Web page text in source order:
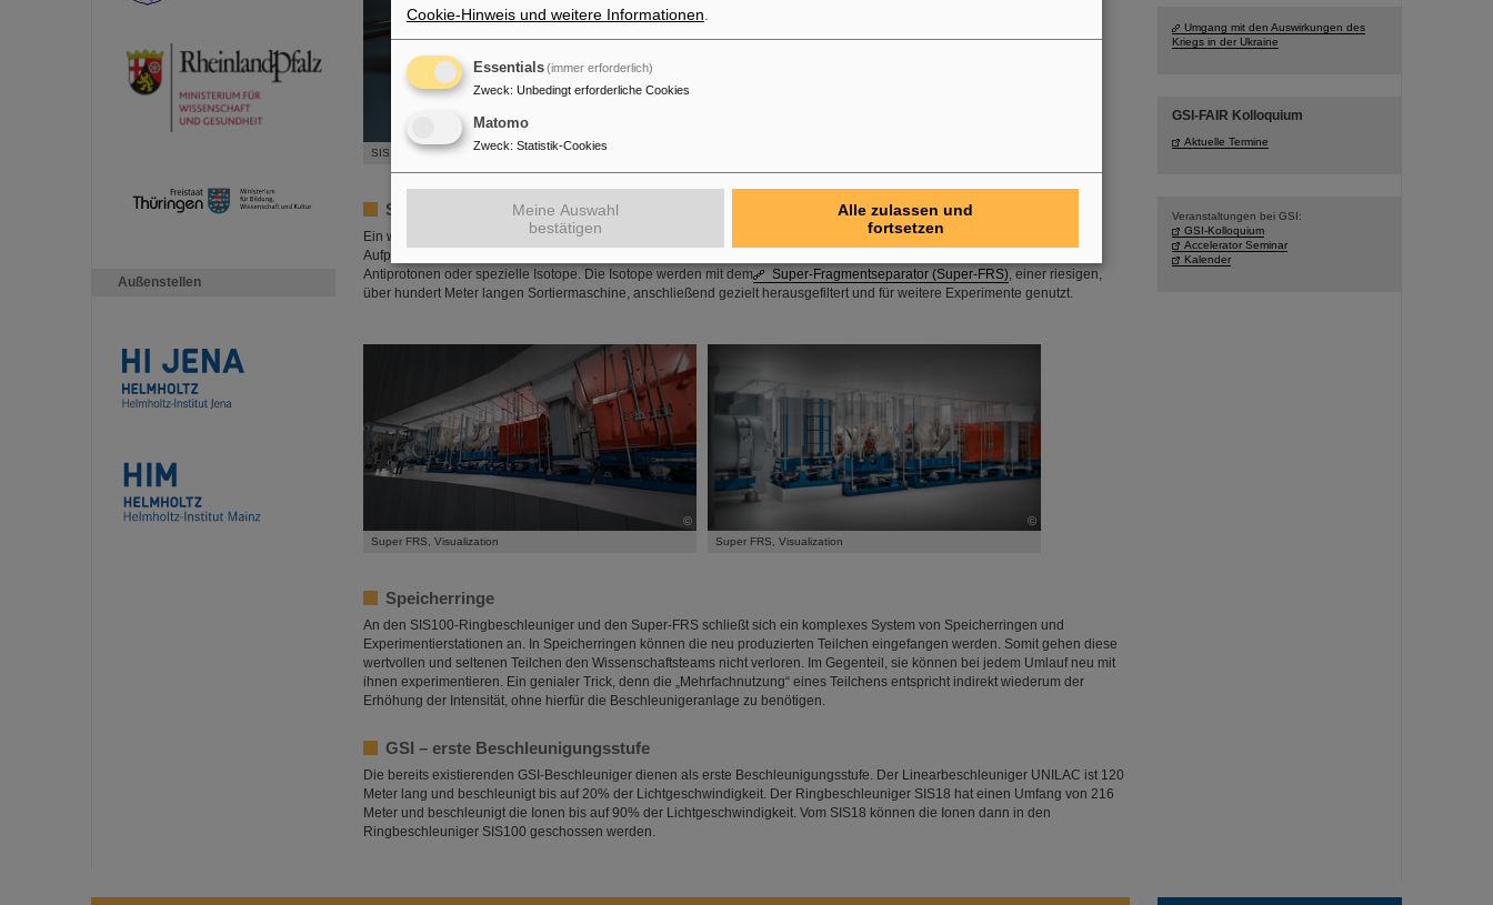
Außenstellen
SIS100 particle accelerator, Visualization
Sekundäre Teilchen
Ein wesentlicher Aspekt der FAIR-Anlage besteht darin, dass gezielt exotische Teilchen produziert werden können. Beim
Aufprall der beschleunigten Ionen auf eine Materialprobe entstehen an zwei sogenannten Produktionstargets zum Beispiel
Antiprotonen oder spezielle Isotope. Die Isotope werden mit dem
Super-Fragmentseparator (Super-FRS), einer riesigen,
über hundert Meter langen Sortiermaschine, anschließend gezielt herausgefiltert und für weitere Experimente genutzt.
©
Super FRS, Visualization
©
Super FRS, Visualization
Speicherringe
An den SIS100-Ringbeschleuniger und den Super-FRS schließt sich ein komplexes System von Speicherringen und
Experimentierstationen an. In Speicherringen können die neu produzierten Teilchen eingefangen werden. Somit gehen diese
wertvollen und seltenen Teilchen den Wissenschaftsteams nicht verloren. Im Gegenteil, sie können bei jedem Umlauf neu mit
ihnen experimentieren. Ein genialer Trick, denn die „Mehrfachnutzung“ eines Teilchens entspricht indirekt wiederum der
Erhöhung der Intensität, ohne hierfür die Beschleunigeranlage zu benötigen.
GSI – erste Beschleunigungsstufe
Die bereits existierenden GSI-Beschleuniger dienen als erste Beschleunigungsstufe. Der Linearbeschleuniger UNILAC ist 120
Meter lang und beschleunigt bis auf 20% der Lichtgeschwindigkeit. Der Ringbeschleuniger SIS18 hat einen Umfang von 216
Meter und beschleunigt die Ionen bis auf 90% der Lichtgeschwindigkeit. Vom SIS18 können die Ionen dann in den
Ringbeschleuniger SIS100 geschossen werden.
Umgang mit den Auswirkungen des
Kriegs in der Ukraine
GSI-FAIR Kolloquium
Aktuelle Termine
Veranstaltungen bei GSI:
GSI-Kolloquium
Accelerator Seminar
Kalender
Cookie-Hinweis und weitere Informationen
Essentials(immer erforderlich)
Zweck: Unbedingt erforderliche Cookies
Matomo
Zweck: Statistik-Cookies
Meine Auswahl
bestätigen
Alle zulassen und
fortsetzen